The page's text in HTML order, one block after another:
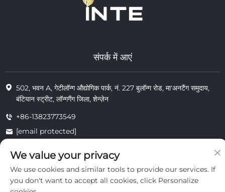
संपर्क में आएं
502, भवन A, गेटीलॉन्ग औद्योगिक पार्क, नं. 227 बुलॉन्ग रोड, मा'अनटैंग समुदाय,
बंटियान स्ट्रीट, लॉन्गगैंग जिला, शेन्ज़ेन
+86-13823773549
[email protected]
© 2025 इंटे कॉस्मेटिक्स (शेन्ज़ेन) कंपनी लिमिटेड के सभी अधिकार सुरक्षित
निजता
We value your privacy
We use cookies and similar tools to provide our services. If
you don't want to accept all cookies, click Personalize